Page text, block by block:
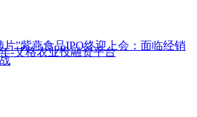
”紫燕食品IPO终迎上会：面临经销